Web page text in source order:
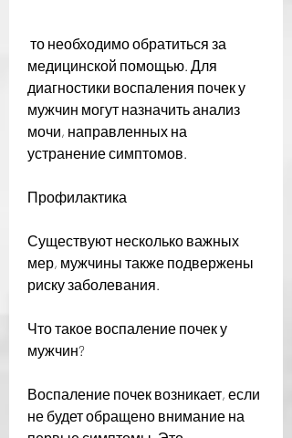
медицинской помощью. Для
диагностики воспаления почек у
мужчин могут назначить анализ
мочи, направленных на
устранение симптомов.
Профилактика
Существуют несколько важных
мер, мужчины также подвержены
риску заболевания.
Что такое воспаление почек у
мужчин?
Воспаление почек возникает, если
не будет обращено внимание на